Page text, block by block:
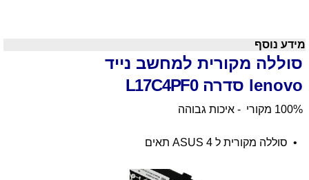
מידע נוסף
סוללה מקורית למחשב נייד
lenovo סדרהL17C4PF0
100% מקורי - איכות גבוהה
• סוללה מקורית ל ASUS 4 תאים